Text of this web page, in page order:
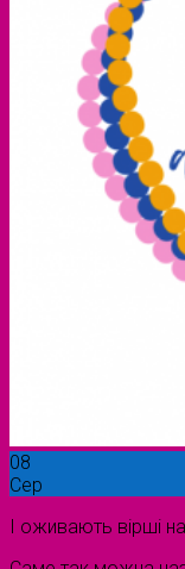
08
Сер
І оживають вірші